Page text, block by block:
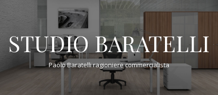
STUDIO BARATELLI
Paolo Baratelli ragioniere commercialista